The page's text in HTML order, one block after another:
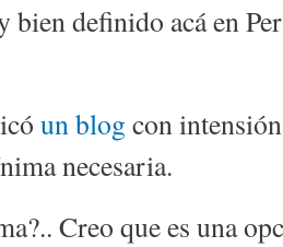
bien definido acá en
un blogcon
necesaria.
Creo que es una